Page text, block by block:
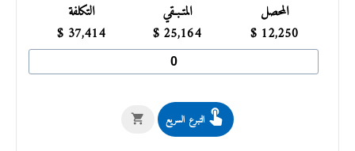
المحصل
12,250
$
المتـبـقي
25,164
$
التكلفة
37,414
$
التبرع السريع